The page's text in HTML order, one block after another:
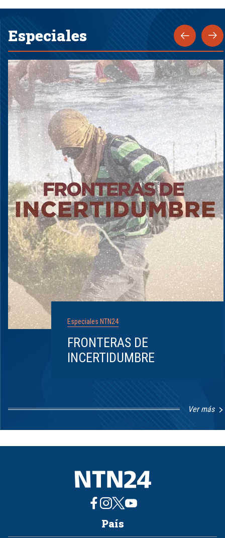
Especiales
Especiales NTN24
FRONTERAS DE
INCERTIDUMBRE
Ver más
8
País